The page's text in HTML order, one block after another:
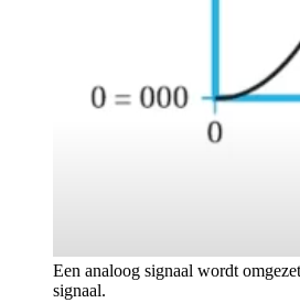
Een analoog signaal wordt
signaal.